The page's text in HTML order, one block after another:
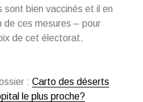
sont bien vaccinés et il en
de ces mesures – pour
de cet électorat.
:Carto des déserts
le plus proche?